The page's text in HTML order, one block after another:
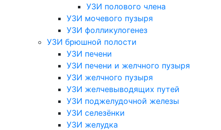
УЗИ полового члена
УЗИ мочевого пузыря
УЗИ фолликулогенез
УЗИ брюшной полости
УЗИ печени
УЗИ печени и желчного пузыря
УЗИ желчного пузыря
УЗИ желчевыводящих путей
УЗИ поджелудочной железы
УЗИ селезёнки
УЗИ желудка